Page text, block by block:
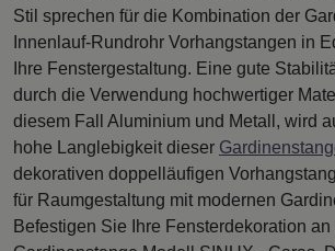
Stil sprechen für die Kombination der
Innenlauf-Rundrohr Vorhangstangen in
Ihre Fenstergestaltung. Eine gute
durch die Verwendung hochwertiger
diesem Fall Aluminium und Metall, wird
hohe Langlebigkeit dieser
dekorativen doppelläufigen
für Raumgestaltung mit modernen
Befestigen Sie Ihre Fensterdekoration an